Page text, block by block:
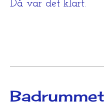
Då var det klart.